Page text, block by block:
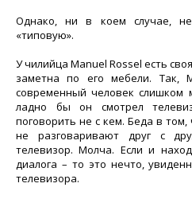
Однако, ни в коем случае,
«типовую».
У чилийца Manuel Rossel есть
заметна по его мебели. Так,
современный человек слишком
ладно бы он смотрел
поговорить не с кем. Беда в
не разговаривают друг с
телевизор. Молча. Если и
диалога – то это нечто,
телевизора.